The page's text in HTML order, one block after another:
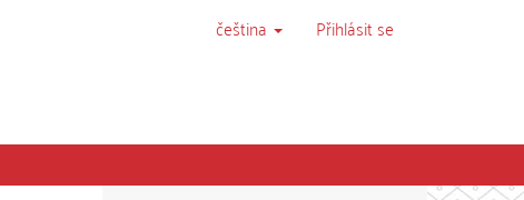
čeština Přihlásit se